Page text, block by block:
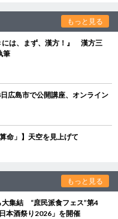
もっと見る
には、まず、漢方！』 漢方三
筆
広島市で公開講座、オンライン
命」】天空を見上げて
もっと見る
集結 “庶民派食フェス”第4
本酒祭り2026」を開催